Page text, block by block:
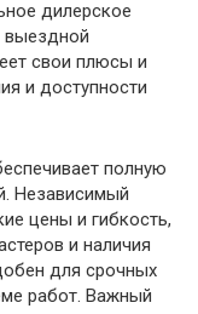
дилерское
выездной
свои плюсы и
и доступности
полную
Независимый
цены и гибкость,
и наличия
для срочных
работ. Важный